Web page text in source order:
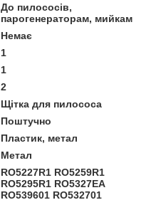
До пилососів,
парогенераторам, мийкам
Немає
1
1
2
Щітка для пилососа
Поштучно
Пластик, метал
Метал
RO5227R1 RO5259R1
RO5295R1 RO5327EA
RO539601 RO532701